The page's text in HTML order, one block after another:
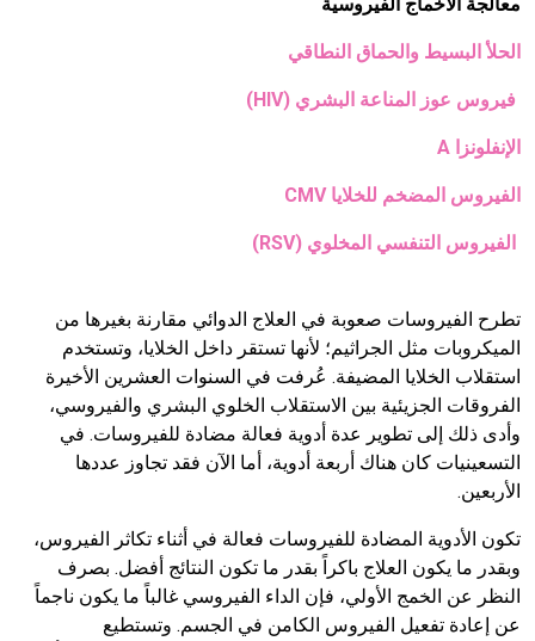
الحلأ البسيط والحماق النطاقي
فيروس عوز المناعة البشري (HIV)
الإنفلونزا A
الفيروس المضخم للخلايا CMV
الفيروس التنفسي المخلوي (RSV)
تطرح الفيروسات صعوبة في العلاج الدوائي مقارنة بغيرها من
الميكروبات مثل الجراثيم؛ لأنها تستقر داخل الخلايا، وتستخدم
استقلاب الخلايا المضيفة. عُرفت في السنوات العشرين الأخيرة
الفروقات الجزيئية بين الاستقلاب الخلوي البشري والفيروسي،
وأدى ذلك إلى تطوير عدة أدوية فعالة مضادة للفيروسات. في
التسعينيات كان هناك أربعة أدوية، أما الآن فقد تجاوز عددها
الأربعين.
تكون الأدوية المضادة للفيروسات فعالة في أثناء تكاثر الفيروس،
وبقدر ما يكون العلاج باكراً بقدر ما تكون النتائج أفضل. بصرف
النظر عن الخمج الأولي، فإن الداء الفيروسي غالباً ما يكون ناجماً
عن إعادة تفعيل الفيروس الكامن في الجسم. وتستطيع